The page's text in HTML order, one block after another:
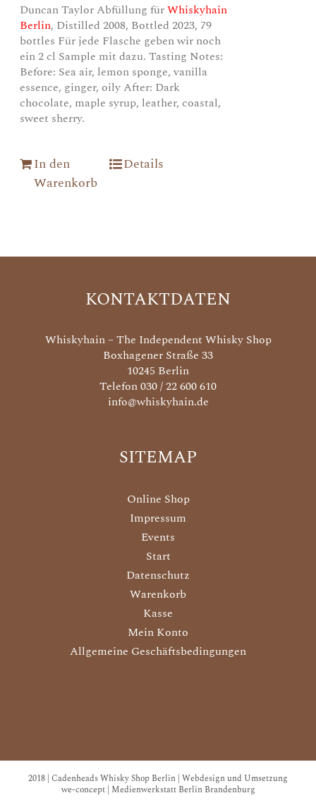
Duncan Taylor Abfüllung fürWhiskyhain
Berlin, Distilled 2008, Bottled 2023, 79
bottles Für jede Flasche geben wir noch
ein 2 cl Sample mit dazu. Tasting Notes:
Before: Sea air, lemon sponge, vanilla
essence, ginger, oily After: Dark
chocolate, maple syrup, leather, coastal,
sweet sherry.
In den
Warenkorb
Details
KONTAKTDATEN
Whiskyhain – The Independent Whisky Shop
Boxhagener Straße 33
10245 Berlin
Telefon 030 / 22 600 610
info@whiskyhain.de
SITEMAP
Online Shop
Impressum
Events
Start
Datenschutz
Warenkorb
Kasse
Mein Konto
Allgemeine Geschäftsbedingungen
2018 | Cadenheads Whisky Shop Berlin | Webdesign und Umsetzung
we-concept | Medienwerkstatt Berlin Brandenburg